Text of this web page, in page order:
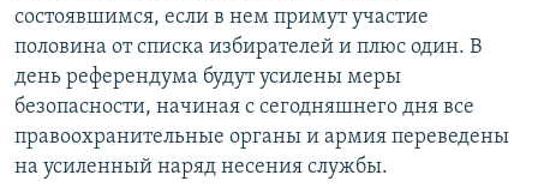
состоявшимся, если в нем примут участие
половина от списка избирателей и плюс один. В
день референдума будут усилены меры
безопасности, начиная с сегодняшнего дня все
правоохранительные органы и армия переведены
на усиленный наряд несения службы.